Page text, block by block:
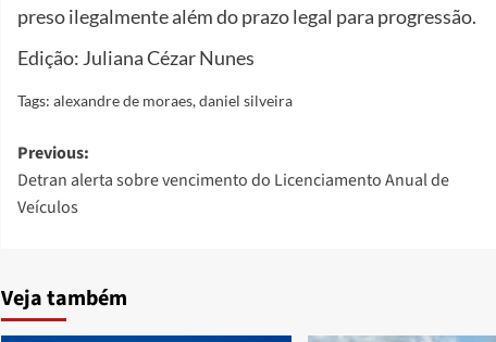
preso ilegalmente além do prazo legal para progressão.
Edição: Juliana Cézar Nunes
Tags: alexandre de moraes,daniel silveira
Post
navigation
Previous:
Detran alerta sobre vencimento do Licenciamento Anual de
Veículos
Veja também